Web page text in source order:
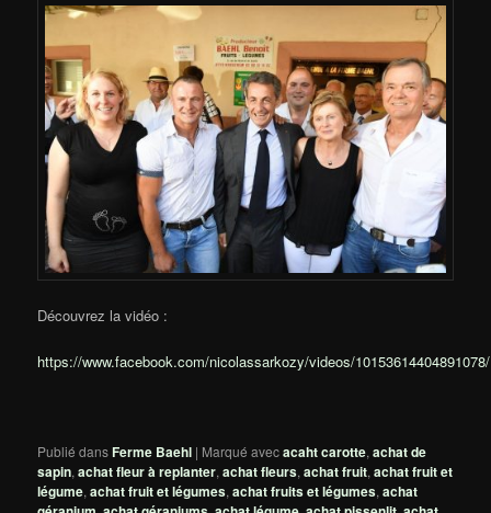
Découvrez la vidéo :
https://www.facebook.com/nicolassarkozy/videos/10153614404891078/
Publié dansFerme Baehl | Marqué avecacaht carotte,achat de
sapin,achat fleur à replanter,achat fleurs,achat fruit,achat fruit et
légume,achat fruit et légumes,achat fruits et légumes,achat